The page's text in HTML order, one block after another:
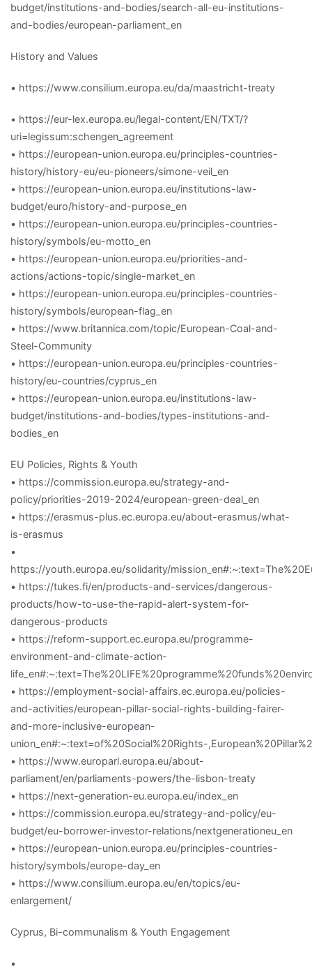
budget/institutions-and-bodies/search-all-eu-institutions-
and-bodies/european-parliament_en
History and Values
• https://www.consilium.europa.eu/da/maastricht-treaty
• https://eur-lex.europa.eu/legal-content/EN/TXT/?
uri=legissum:schengen_agreement
• https://european-union.europa.eu/principles-countries-
history/history-eu/eu-pioneers/simone-veil_en
• https://european-union.europa.eu/institutions-law-
budget/euro/history-and-purpose_en
• https://european-union.europa.eu/principles-countries-
history/symbols/eu-motto_en
• https://european-union.europa.eu/priorities-and-
actions/actions-topic/single-market_en
• https://european-union.europa.eu/principles-countries-
history/symbols/european-flag_en
• https://www.britannica.com/topic/European-Coal-and-
Steel-Community
• https://european-union.europa.eu/principles-countries-
history/eu-countries/cyprus_en
• https://european-union.europa.eu/institutions-law-
budget/institutions-and-bodies/types-institutions-and-
bodies_en
EU Policies, Rights & Youth
• https://commission.europa.eu/strategy-and-
policy/priorities-2019-2024/european-green-deal_en
• https://erasmus-plus.ec.europa.eu/about-erasmus/what-
is-erasmus
•
https://youth.europa.eu/solidarity/
• https://tukes.fi/en/products-and-services/dangerous-
products/how-to-use-the-rapid-alert-system-for-
dangerous-products
• https://reform-support.ec.europa.eu/programme-
environment-and-climate-action-
• https://employment-social-affairs.ec.europa.eu/policies-
and-activities/european-pillar-social-rights-building-fairer-
and-more-inclusive-european-
union_en#:~:text=of%20Social%20Rights-
• https://www.europarl.europa.eu/about-
parliament/en/parliaments-powers/the-lisbon-treaty
• https://next-generation-eu.europa.eu/index_en
• https://commission.europa.eu/strategy-and-policy/eu-
budget/eu-borrower-investor-relations/nextgenerationeu_en
• https://european-union.europa.eu/principles-countries-
history/symbols/europe-day_en
• https://www.consilium.europa.eu/en/topics/eu-
enlargement/
Cyprus, Bi-communalism & Youth Engagement
•